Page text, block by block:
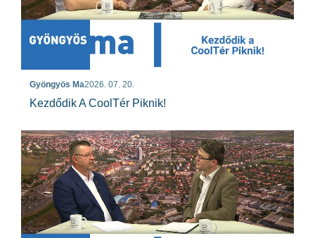
Gyöngyös Ma2026. 07. 20.
Kezdődik A CoolTér Piknik!